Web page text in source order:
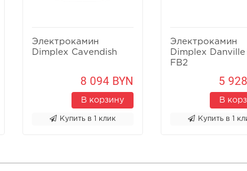
Электрокамин
Dimplex Cavendish
8 094 BYN
В корзину
Купить в 1 клик
Электрокамин
Dimplex Danville
FB2
5
В
Купить в 1